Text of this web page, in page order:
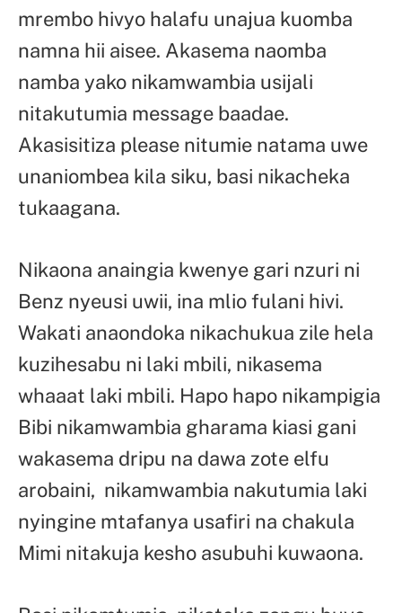
mrembo hivyo halafu unajua kuomba
namna hii aisee. Akasema naomba
namba yako nikamwambia usijali
nitakutumia message baadae.
Akasisitiza please nitumie natama uwe
unaniombea kila siku, basi nikacheka
tukaagana.
Nikaona anaingia kwenye gari nzuri ni
Benz nyeusi uwii, ina mlio fulani hivi.
Wakati anaondoka nikachukua zile hela
kuzihesabu ni laki mbili, nikasema
whaaat laki mbili. Hapo hapo nikampigia
Bibi nikamwambia gharama kiasi gani
wakasema dripu na dawa zote elfu
arobaini, nikamwambia nakutumia laki
nyingine mtafanya usafiri na chakula
Mimi nitakuja kesho asubuhi kuwaona.